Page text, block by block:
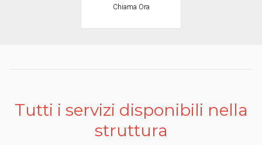
Chiama Ora
Tutti i servizi disponibili nella
struttura